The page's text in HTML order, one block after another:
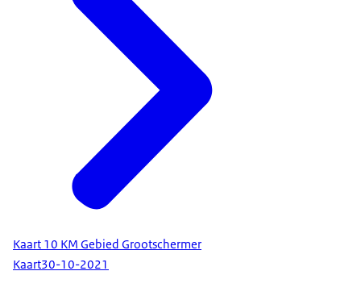
Kaart 10 KM Gebied Grootschermer
Kaart30-10-2021